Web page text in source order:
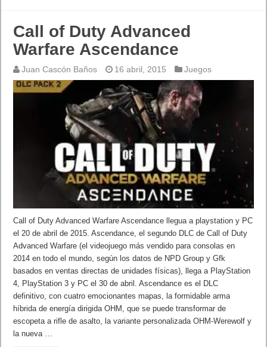
Call of Duty Advanced
Warfare Ascendance
Juan Cascón Baños 16 abril, 2015 Juegos
Call of Duty Advanced Warfare Ascendance llegua a playstation y PC
el 20 de abril de 2015. Ascendance, el segundo DLC de Call of Duty
Advanced Warfare (el videojuego más vendido para consolas en
2014 en todo el mundo, según los datos de NPD Group y Gfk
basados en ventas directas de unidades físicas), llega a PlayStation
4, PlayStation 3 y PC el 30 de abril. Ascendance es el DLC
definitivo, con cuatro emocionantes mapas, la formidable arma
híbrida de energía dirigida OHM, que se puede transformar de
escopeta a rifle de asalto, la variante personalizada OHM-Werewolf y
la nueva …